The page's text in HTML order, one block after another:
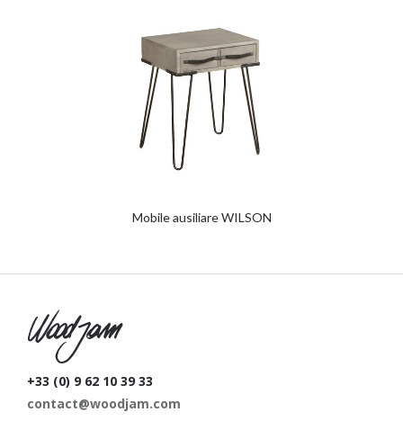
Mobile ausiliare WILSON
W
+33 (0) 9 62 10 39 33
contact@woodjam.com